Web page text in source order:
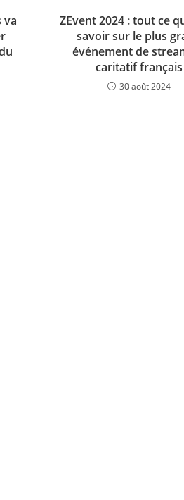
va
ZEvent 2024 : tout ce
savoir sur le plus
événement de
caritatif français
30 août 2024